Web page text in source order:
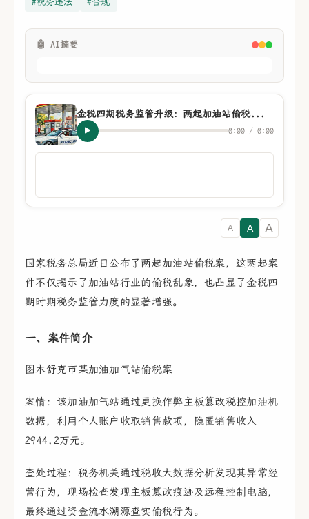
🤖 AI摘要
金税四期税务监管升级：两起加油站偷税案的警示与启示
0:00 / 0:00
A A A
国家税务总局近日公布了两起加油站偷税案，这两起案
件不仅揭示了加油站行业的偷税乱象，也凸显了金税四
期时期税务监管力度的显著增强。
一、案件简介
图木舒克市某加油加气站偷税案
案情：该加油加气站通过更换作弊主板篡改税控加油机
数据，利用个人账户收取销售款项，隐匿销售收入
2944.2万元。
查处过程：税务机关通过税收大数据分析发现其异常经
营行为，现场检查发现主板篡改痕迹及远程控制电脑，
最终通过资金流水溯源查实偷税行为。